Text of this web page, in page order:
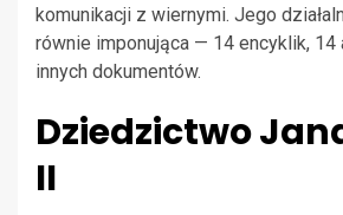
komunikacji z wiernymi. Jego
równie imponująca — 14 encyklik, 14
innych dokumentów.
Dziedzictwo
II